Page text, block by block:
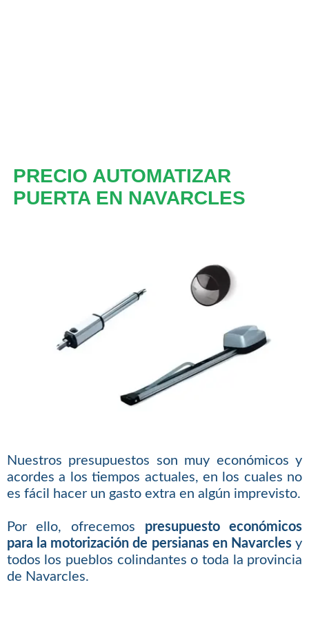
PRECIO AUTOMATIZAR
PUERTA EN NAVARCLES
Nuestros presupuestos son muy económicos y
acordes a los tiempos actuales, en los cuales no
es fácil hacer un gasto extra en algún imprevisto.
Por ello, ofrecemos presupuesto económicos
para la motorización de persianas en Navarcles y
todos los pueblos colindantes o toda la provincia
de Navarcles.